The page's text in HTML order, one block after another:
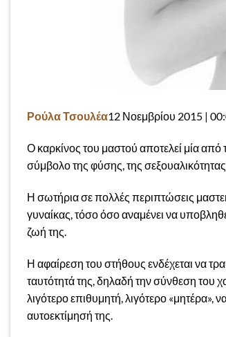
Ρούλα Τσουλέα12 Νοεμβρίου 2015 |
Ο καρκίνος του μαστού αποτελεί μία από
σύμβολο της φύσης, της
Η σωτήρια σε πολλές περιπτώσεις
γυναίκας, τόσο όσο αναμένει να
ζωή της.
Η αφαίρεση του στήθους ενδέχεται να
ταυτότητά της, δηλαδή την σύνθεση του
λιγότερο επιθυμητή, λιγότερο «μητέρα»,
αυτοεκτίμησή της.